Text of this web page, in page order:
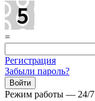
=
Регистрация
Забыли пароль?
Режим работы — 24/7